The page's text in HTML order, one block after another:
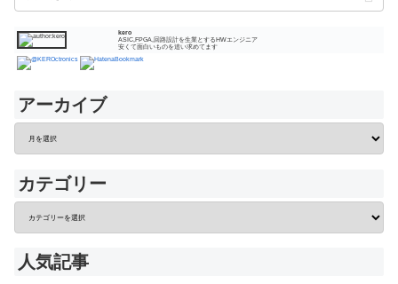
kero
ASIC,FPGA,回路設計を生業とするHWエンジニア
安くて面白いものを追い求めてます
アーカイブ
カテゴリー
人気記事